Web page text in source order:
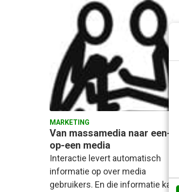
MARKETING
Van massamedia naar een-
op-een media
Interactie levert automatisch
informatie op over media
gebruikers. En die informatie kan